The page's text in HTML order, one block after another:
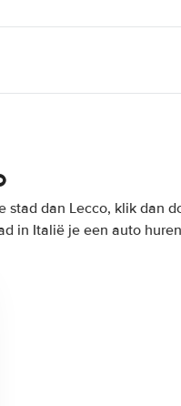
stad dan Lecco, klik dan
in Italië je een auto